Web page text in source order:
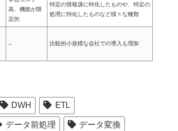
高、機能が限
定的
特定の情報源に特化したものや、特定の
処理に特化したものなど様々な種類
– 比較的小規模な会社での導入も増加
DWH
ETL
データ前処理
データ変換